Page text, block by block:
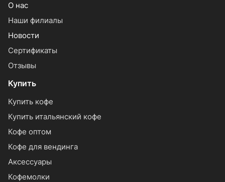
О нас
Наши филиалы
Новости
Сертификаты
Отзывы
Купить
Купить кофе
Купить итальянский кофе
Кофе оптом
Кофе для вендинга
Аксессуары
Кофемолки